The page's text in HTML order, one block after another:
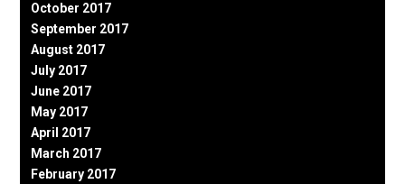
October 2017
September 2017
August 2017
July 2017
June 2017
May 2017
April 2017
March 2017
February 2017